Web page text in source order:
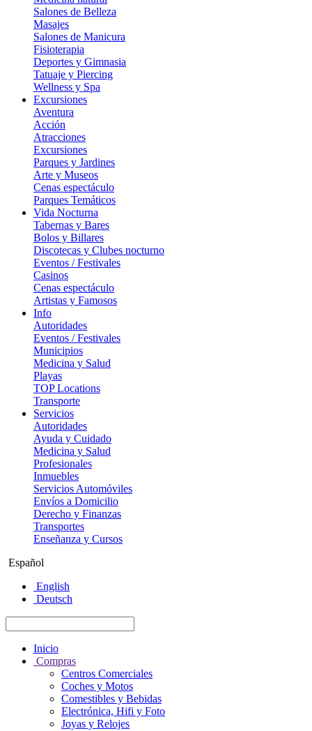
Salones de Belleza
Masajes
Salones de Manicura
Fisioterapia
Deportes y Gimnasia
Tatuaje y Piercing
Wellness y Spa
Excursiones
Aventura
Acción
Atracciones
Excursiones
Parques y Jardines
Arte y Museos
Cenas espectáculo
Parques Temáticos
Vida Nocturna
Tabernas y Bares
Bolos y Billares
Discotecas y Clubes nocturno
Eventos / Festivales
Casinos
Cenas espectáculo
Artistas y Famosos
Info
Autoridades
Eventos / Festivales
Municipios
Medicina y Salud
Playas
TOP Locations
Transporte
Servicios
Autoridades
Ayuda y Cuidado
Medicina y Salud
Profesionales
Inmuebles
Servicios Automóviles
Envíos a Domicilio
Derecho y Finanzas
Transportes
Enseñanza y Cursos
Español
English
Deutsch
Inicio
Compras
Centros Comerciales
Coches y Motos
Comestibles y Bebidas
Electrónica, Hifi y Foto
Joyas y Relojes